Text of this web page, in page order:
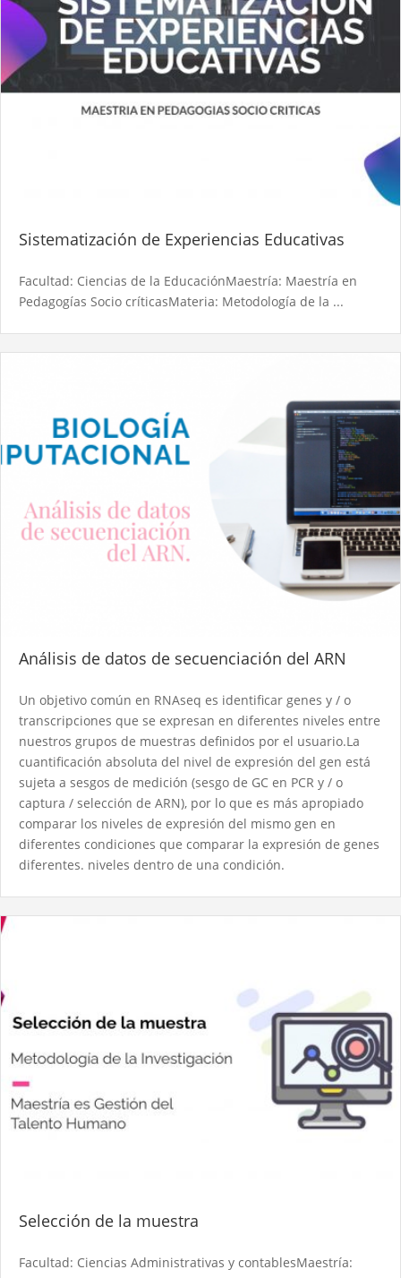
Sistematización de Experiencias Educativas
Facultad: Ciencias de la EducaciónMaestría: Maestría en
Pedagogías Socio críticasMateria: Metodología de la ...
Análisis de datos de secuenciación del ARN
Un objetivo común en RNAseq es identificar genes y / o
transcripciones que se expresan en diferentes niveles entre
nuestros grupos de muestras definidos por el usuario.​ ​ La
cuantificación absoluta del nivel de expresión del gen está
sujeta a sesgos de medición (sesgo de GC en PCR y / o
captura / selección de ARN), por lo que es más apropiado
comparar los niveles de expresión del mismo gen en
diferentes condiciones que comparar la expresión de genes
diferentes. niveles dentro de una condición.​
Selección de la muestra
Facultad: Ciencias Administrativas y contablesMaestría: